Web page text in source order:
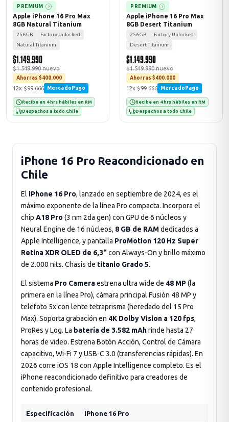
PREMIUM ?
Apple iPhone 16 Pro Max
8GB Natural Titanium
256GB
Factory Unlocked
Natural Titanium
$1.149.990
$1.549.990 nuevo
Ahorras $400.000
12x $99.666 MercadoPago
Recibe en 4 hrs hábiles en RM
Despachos a todo Chile
PREMIUM ?
Apple iPhone 16 Pro Max
8GB Desert Titanium
256GB
Factory Unlocked
Desert Titanium
$1.149.990
$1.549.990 nuevo
Ahorras $400.000
12x $99.666 MercadoPago
Recibe en 4 hrs hábiles en RM
Despachos a todo Chile
iPhone 16 Pro Reacondicionado en
Chile
El iPhone 16 Pro, lanzado en septiembre de 2024, es el
máximo exponente de la línea Pro compacta. Incorpora el
chip A18 Pro (3 nm 2da gen) con GPU de 6 núcleos y
Neural Engine de 16 núcleos, 8 GB de RAMdedicados a
Apple Intelligence, y pantalla ProMotion 120 Hz Super
Retina XDR OLED de 6,3"con Always-On y brillo máximo
de 2.000 nits. Chasis de titanio Grado 5.
El sistema Pro Cameraestrena ultra wide de 48 MP(la
primera en la línea Pro), cámara principal Fusión 48 MP y
telefoto 5x con lente tetraprisma (heredado del 15 Pro
Max). Soporta grabación en 4K Dolby Vision a 120 fps,
ProRes y Log. La batería de 3.582 mAhrinde hasta 27
horas de video. Estrena Botón Acción, Control de Cámara
capacitivo, Wi-Fi 7 y USB-C 3.0 (transferencias rápidas). En
2026 corre iOS 18 con Apple Intelligence completo. Es el
iPhone reacondicionado definitivo para creadores de
contenido profesional.
Especificación iPhone 16 Pro